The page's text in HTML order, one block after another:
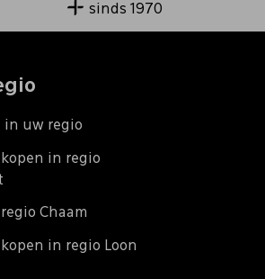
sinds 1970
in uw regio
in regio
Chaam
in regio Loon